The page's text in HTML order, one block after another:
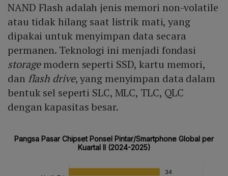
NAND Flash adalah jenis memori non-volatile
atau tidak hilang saat listrik mati, yang
dipakai untuk menyimpan data secara
permanen. Teknologi ini menjadi fondasi
storagemodern seperti SSD, kartu memori,
dan flash drive, yang menyimpan data dalam
bentuk sel seperti SLC, MLC, TLC, QLC
dengan kapasitas besar.